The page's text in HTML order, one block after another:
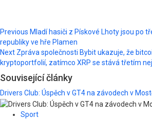
Post
navigation
Previous Mladí hasiči z Pískové Lhoty jsou po
republiky ve hře Plamen
Next Zpráva společnosti Bybit ukazuje, že
kryptoportfolií, zatímco XRP se stává třetím
Související články
Drivers Club: Úspěch v GT4 na závodech v
Sport